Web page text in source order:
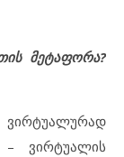
მეტაფორა?
ვირტუალის